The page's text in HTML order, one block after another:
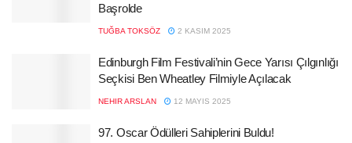
Başrolde
TUĞBA TOKSÖZ 2 KASIM 2025
Edinburgh Film Festivali’nin Gece Yarısı Çılgınlığı
Seçkisi Ben Wheatley Filmiyle Açılacak
NEHIR ARSLAN 12 MAYIS 2025
97. Oscar Ödülleri Sahiplerini Buldu!